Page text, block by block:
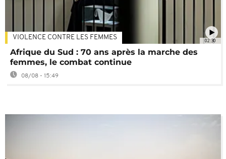
02:30
VIOLENCE CONTRE LES FEMMES
Afrique du Sud : 70 ans après la marche des
femmes, le combat continue
08/08 - 15:49